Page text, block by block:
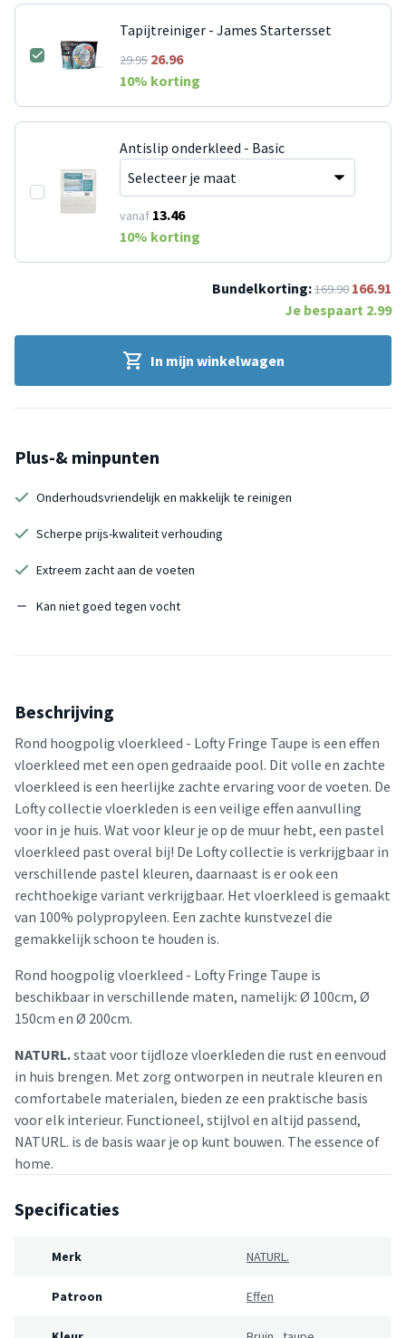
Tapijtreiniger - James Startersset
29.9526.96
10% korting
Antislip onderkleed - Basic
vanaf 13.46
10% korting
Bundelkorting:169.90 166.91
Je bespaart 2.99
In mijn winkelwagen
Plus-& minpunten
Onderhoudsvriendelijk en makkelijk te reinigen
Scherpe prijs-kwaliteit verhouding
Extreem zacht aan de voeten
Kan niet goed tegen vocht
Beschrijving
Rond hoogpolig vloerkleed - Lofty Fringe Taupe is een effen
vloerkleed met een open gedraaide pool. Dit volle en zachte
vloerkleed is een heerlijke zachte ervaring voor de voeten. De
Lofty collectie vloerkleden is een veilige effen aanvulling
voor in je huis. Wat voor kleur je op de muur hebt, een pastel
vloerkleed past overal bij! De Lofty collectie is verkrijgbaar in
verschillende pastel kleuren, daarnaast is er ook een
rechthoekige variant verkrijgbaar. Het vloerkleed is gemaakt
van 100% polypropyleen. Een zachte kunstvezel die
gemakkelijk schoon te houden is.
Rond hoogpolig vloerkleed - Lofty Fringe Taupe is
beschikbaar in verschillende maten, namelijk: Ø 100cm, Ø
150cm en Ø 200cm.
NATURL.staat voor tijdloze vloerkleden die rust en eenvoud
in huis brengen. Met zorg ontworpen in neutrale kleuren en
comfortabele materialen, bieden ze een praktische basis
voor elk interieur. Functioneel, stijlvol en altijd passend,
NATURL. is de basis waar je op kunt bouwen. The essence of
home.
Specificaties
Merk NATURL.
Patroon Effen